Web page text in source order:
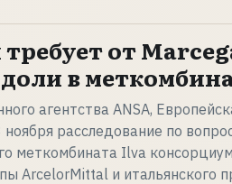
от
доли в
агентства ANSA,
расследование по
меткомбината Ilva
ArcelorMittal и итальянского